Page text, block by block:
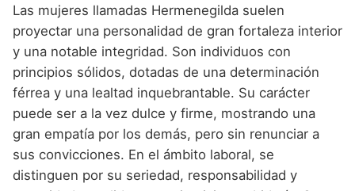
Las mujeres llamadas Hermenegilda suelen
proyectar una personalidad de gran fortaleza interior
y una notable integridad. Son individuos con
principios sólidos, dotadas de una determinación
férrea y una lealtad inquebrantable. Su carácter
puede ser a la vez dulce y firme, mostrando una
gran empatía por los demás, pero sin renunciar a
sus convicciones. En el ámbito laboral, se
distinguen por su seriedad, responsabilidad y